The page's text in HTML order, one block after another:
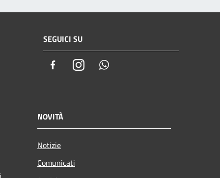
SEGUICI SU
FacebookInstagram
NOVITÀ
Notizie
Comunicati